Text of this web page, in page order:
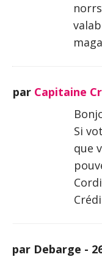
par Capitaine
Si
que
par Debarge -